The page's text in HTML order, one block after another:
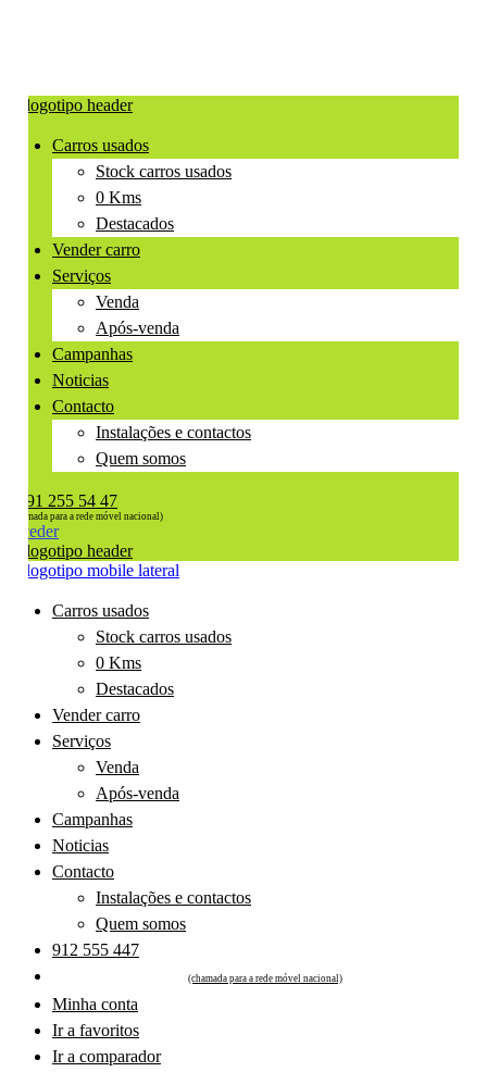
Carros usados
Stock carros usados
0 Kms
Destacados
Vender carro
Serviços
Venda
Após-venda
Campanhas
Noticias
Contacto
Instalações e contactos
Quem somos
91 255 54 47
(chamada para a rede móvel nacional)
Aceder
Carros usados
Stock carros usados
0 Kms
Destacados
Vender carro
Serviços
Venda
Após-venda
Campanhas
Noticias
Contacto
Instalações e contactos
Quem somos
912 555 447
(chamada para a rede móvel nacional)
Minha conta
Ir a favoritos
Ir a comparador